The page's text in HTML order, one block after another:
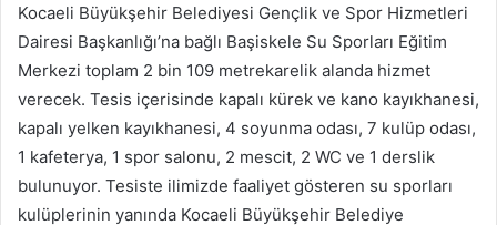
Kocaeli Büyükşehir Belediyesi Gençlik ve Spor Hizmetleri
Dairesi Başkanlığı’na bağlı Başiskele Su Sporları Eğitim
Merkezi toplam 2 bin 109 metrekarelik alanda hizmet
verecek. Tesis içerisinde kapalı kürek ve kano kayıkhanesi,
kapalı yelken kayıkhanesi, 4 soyunma odası, 7 kulüp odası,
1 kafeterya, 1 spor salonu, 2 mescit, 2 WC ve 1 derslik
bulunuyor. Tesiste ilimizde faaliyet gösteren su sporları
kulüplerinin yanında Kocaeli Büyükşehir Belediye